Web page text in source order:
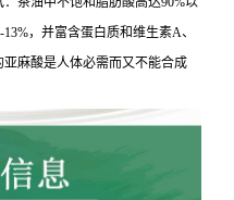
，并富含蛋白质和维生素A、
麻酸是人体必需而又不能合成